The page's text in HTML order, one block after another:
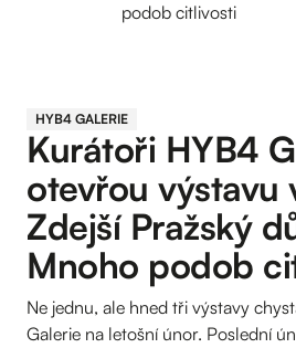
podob citlivosti
HYB4 GALERIE
Kurátoři HYB4
otevřou výstavu
Zdejší Pražský
Mnoho podob
Ne jednu, ale hned tři výstavy
Galerie na letošní únor. Poslední